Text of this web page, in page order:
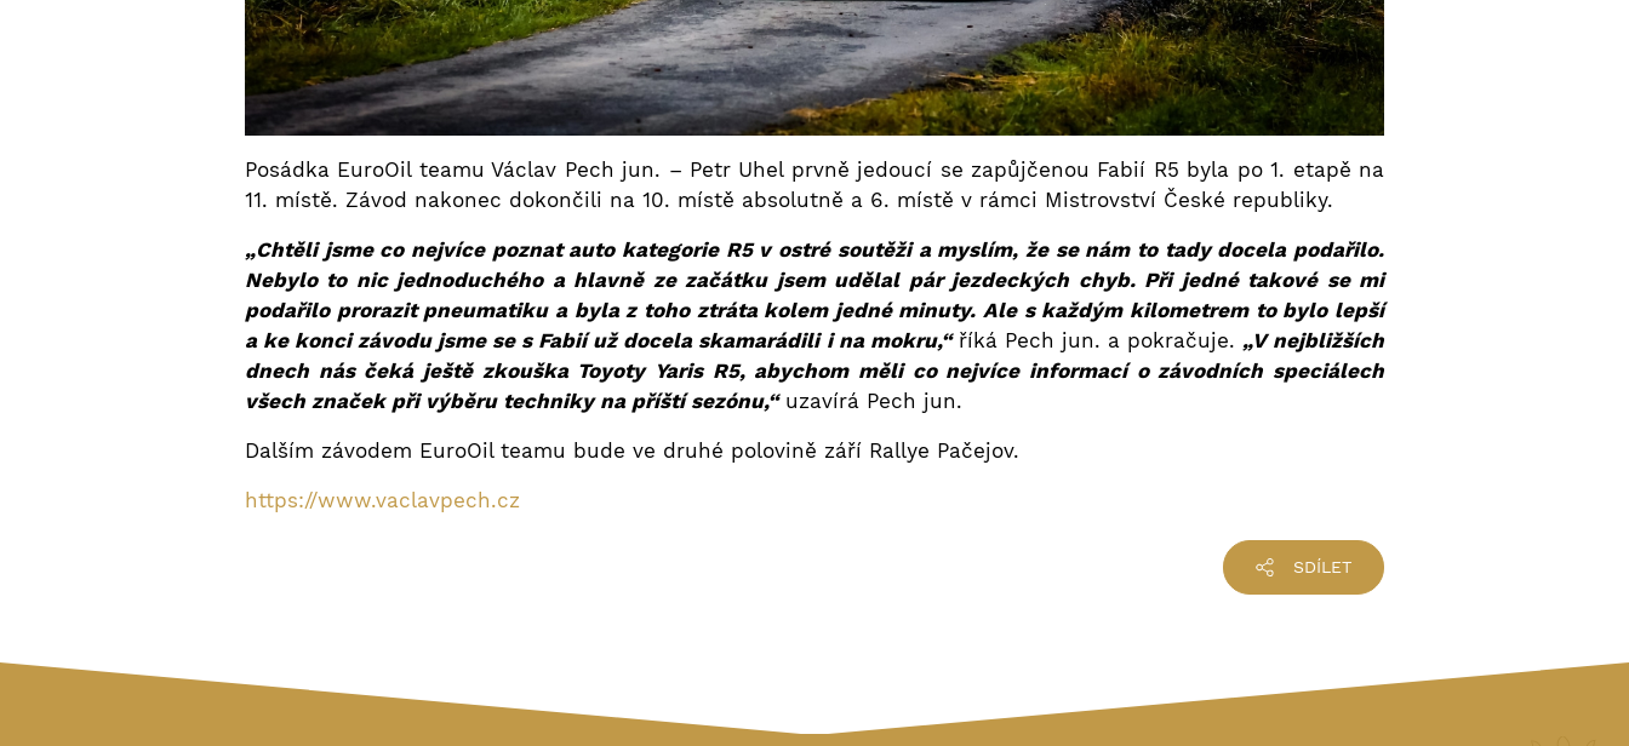
Posádka EuroOil teamu Václav Pech jun. – Petr Uhel prvně jedoucí se zapůjčenou Fabií R5 byla po 1. etapě na
11. místě. Závod nakonec dokončili na 10. místě absolutně a 6. místě v rámci Mistrovství České republiky.
„Chtěli jsme co nejvíce poznat auto kategorie R5 v ostré soutěži a myslím, že se nám to tady docela podařilo.
Nebylo to nic jednoduchého a hlavně ze začátku jsem udělal pár jezdeckých chyb. Při jedné takové se mi
podařilo prorazit pneumatiku a byla z toho ztráta kolem jedné minuty. Ale s každým kilometrem to bylo lepší
a ke konci závodu jsme se s Fabií už docela skamarádili i na mokru,“říká Pech jun. a pokračuje. „V nejbližších
dnech nás čeká ještě zkouška Toyoty Yaris R5, abychom měli co nejvíce informací o závodních speciálech
všech značek při výběru techniky na příští sezónu,“uzavírá Pech jun.
Dalším závodem EuroOil teamu bude ve druhé polovině září Rallye Pačejov.
https://www.vaclavpech.cz
SDÍLET